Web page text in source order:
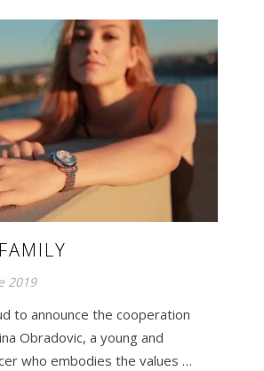
2019
to announce the cooperation
Obradovic, a young and
who embodies the values …